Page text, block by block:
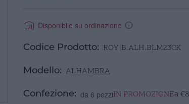
Disponibile su ordinazione
Codice Prodotto: ROY|B.ALH.BLM23CK
Modello: ALHAMBRA
Confezione: da 6 pezziIN PROMOZIONEa€